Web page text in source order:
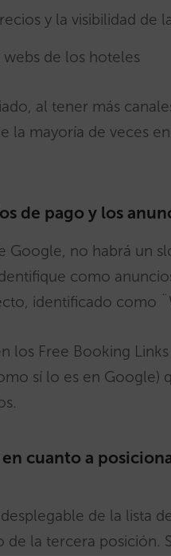
y la visibilidad de
de los hoteles
al tener más
la mayoría de veces
de pago y los
no habrá un
como
identificado como
los Free Booking
sí lo es en Google)
cuanto a
de la lista
la tercera posición.